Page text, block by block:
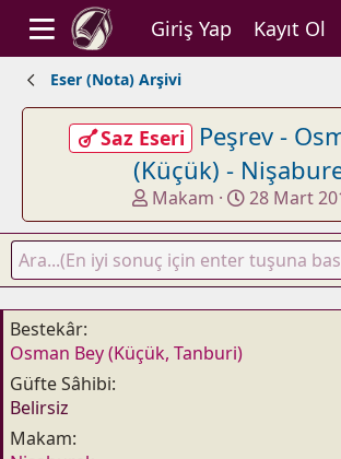
Giriş Yap Kayıt Ol
Eser (Nota) Arşivi
Saz Eseri
Peşrev -
(Küçük) -
K
o
n
u
y
u
b
a
Makam
B
a
ş
l
a
n
28 Mart
Bestekâr
Osman Bey (Küçük, Tanburi)
Güfte Sâhibi
Belirsiz
Makam